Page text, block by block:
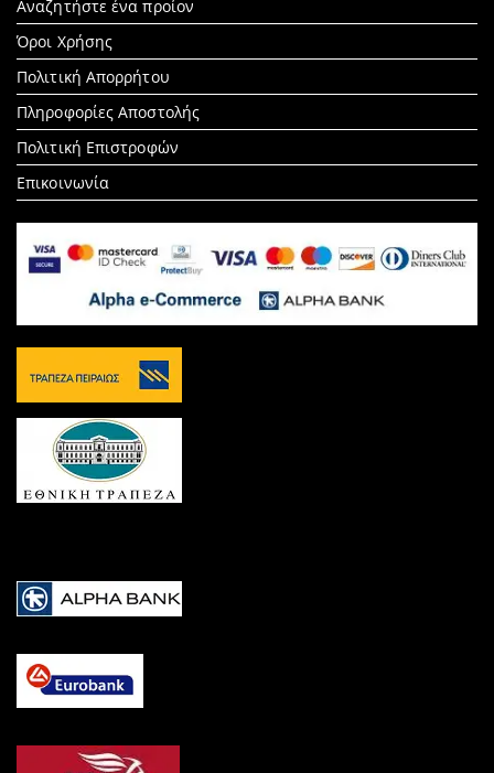
Αναζητήστε ένα προίον
for:
Όροι Χρήσης
Πολιτική Απορρήτου
Πληροφορίες Αποστολής
Πολιτική Επιστροφών
Επικοινωνία